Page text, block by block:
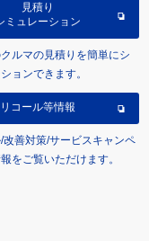
見積り
ミュレーション
ルマの見積りを簡単にシ
ョンできます。
リコール等情報
改善対策/サービスキャンペ
をご覧いただけます。